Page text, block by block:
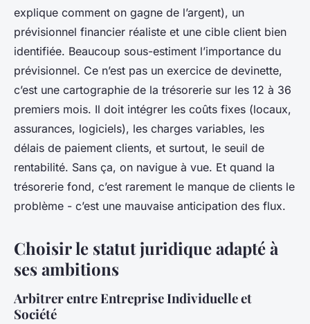
explique comment on gagne de l’argent), un
prévisionnel financier réaliste et une cible client bien
identifiée. Beaucoup sous-estiment l’importance du
prévisionnel. Ce n’est pas un exercice de devinette,
c’est une cartographie de la trésorerie sur les 12 à 36
premiers mois. Il doit intégrer les coûts fixes (locaux,
assurances, logiciels), les charges variables, les
délais de paiement clients, et surtout, le seuil de
rentabilité. Sans ça, on navigue à vue. Et quand la
trésorerie fond, c’est rarement le manque de clients le
problème - c’est une mauvaise anticipation des flux.
Choisir le statut juridique adapté à
ses ambitions
Arbitrer entre Entreprise Individuelle et
Société